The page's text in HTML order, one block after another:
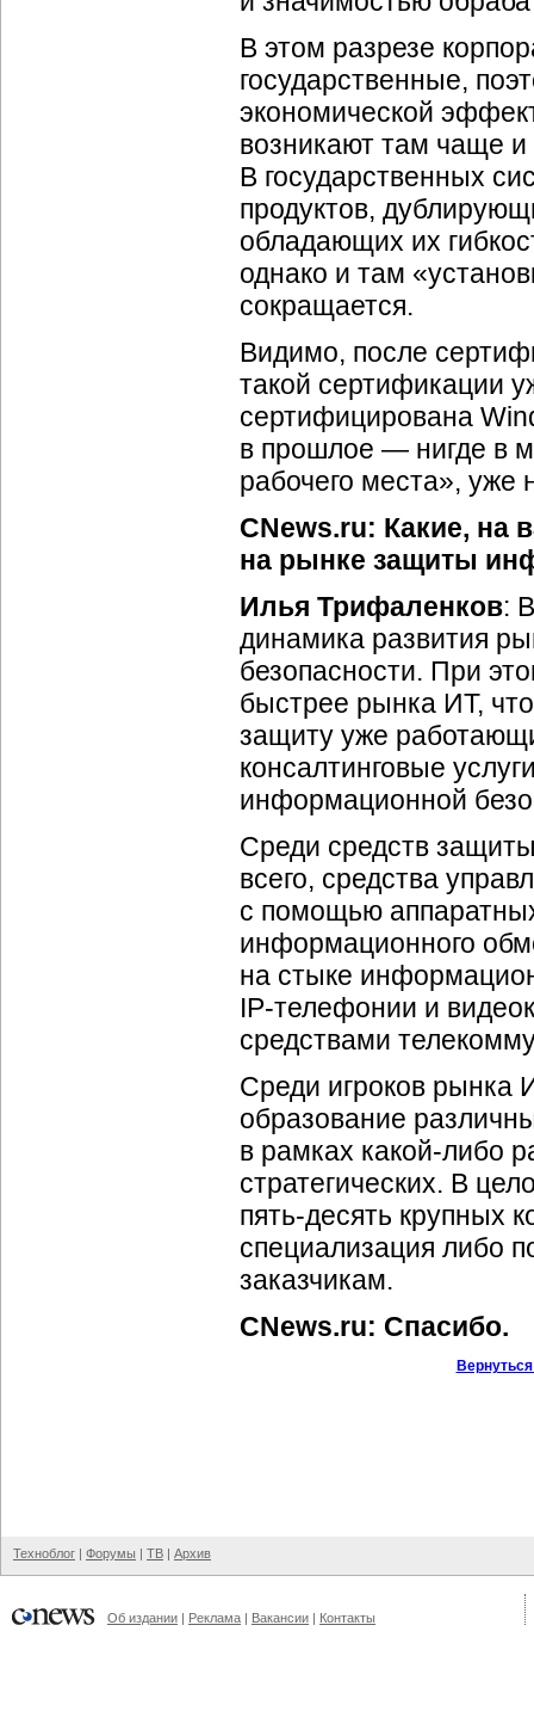
В этом разрезе
государственные,
экономической
возникают там чаще
В государственных
продуктов,
обладающих их
однако и там
сокращается.
Видимо, после
такой сертификации
сертифицирована
в прошлое — нигде в
рабочего места», уже
CNews.ru: Какие, на
на рынке защиты
Илья Трифаленков:
динамика развития
безопасности. При
быстрее рынка ИТ,
защиту уже
консалтинговые
информационной
Среди средств
всего, средства
с помощью
информационного
на стыке
IP-телефонии и
средствами
Среди игроков рынка
образование
в рамках какой-либо
стратегических. В
пять-десять крупных
специализация либо
заказчикам.
CNews.ru: Спасибо.
Техноблог | Форумы | ТВ | Архив
Об издании | Реклама | Вакансии | Контакты